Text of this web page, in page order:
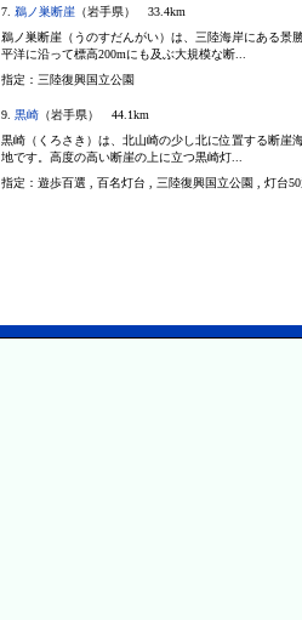
7. 鵜ノ巣断崖 （岩手県） 33.4km
鵜ノ巣断崖（うのすだんがい）は、三陸海岸にある景
平洋に沿って標高200mにも及ぶ大規模な断...
指定： 三陸復興国立公園
9.黒崎 （岩手県） 44.1km
黒崎（くろさき）は、北山崎の少し北に位置する断崖
地です。高度の高い断崖の上に立つ黒崎灯...
指定：遊歩百選 , 百名灯台 , 三陸復興国立公園 , 灯台